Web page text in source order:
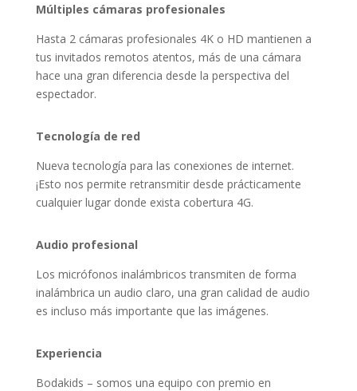
Múltiples cámaras profesionales
Hasta 2 cámaras profesionales 4K o HD mantienen a
tus invitados remotos atentos, más de una cámara
hace una gran diferencia desde la perspectiva del
espectador.
Tecnología de red
Nueva tecnología para las conexiones de internet.
¡Esto nos permite retransmitir desde prácticamente
cualquier lugar donde exista cobertura 4G.
Audio profesional
Los micrófonos inalámbricos transmiten de forma
inalámbrica un audio claro, una gran calidad de audio
es incluso más importante que las imágenes.
Experiencia
Bodakids – somos una equipo con premio en